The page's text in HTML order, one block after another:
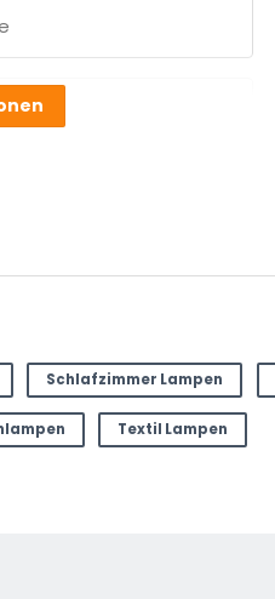
Schlafzimmer Lampen
Textil Lampen